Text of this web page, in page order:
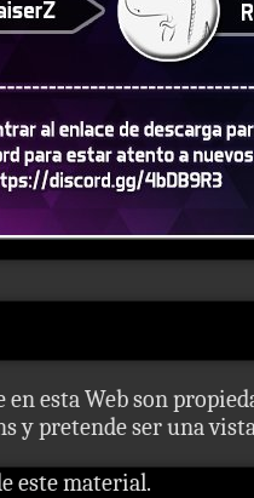
en esta Web son
y pretende ser una
este material.